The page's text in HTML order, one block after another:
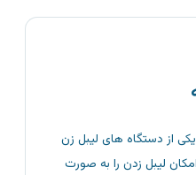
از دستگاه های لیبل زن
لیبل زدن را به صورت